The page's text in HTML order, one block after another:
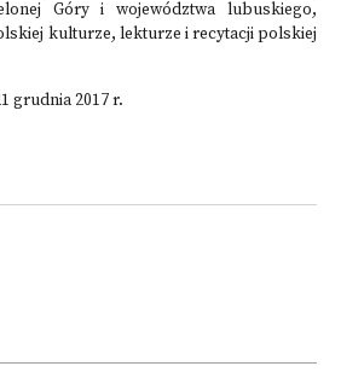
Góry i województwa lubuskiego,
kulturze, lekturze i recytacji polskiej
grudnia 2017 r.